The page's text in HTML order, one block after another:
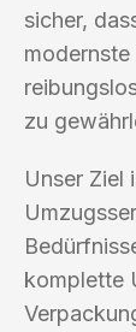
sicher,
zu
Unser Ziel
komplette